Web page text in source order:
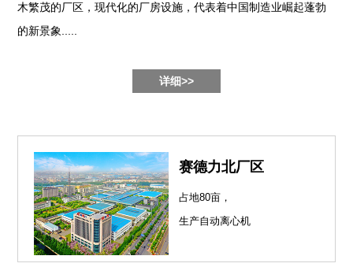
木繁茂的厂区，现代化的厂房设施，代表着中国制造业崛起蓬勃
的新景象.....
详细>>
赛德力北厂区
占地80亩，
生产自动离心机